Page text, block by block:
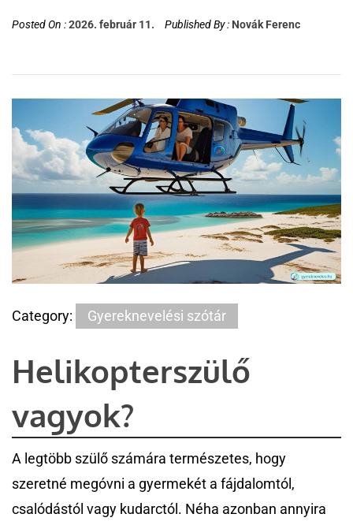
Posted On :2026. február 11. Published By : Novák Ferenc
Category: Gyereknevelési szótár
Helikopterszülő
vagyok?
A legtöbb szülő számára természetes, hogy
szeretné megóvni a gyermekét a fájdalomtól,
csalódástól vagy kudarctól. Néha azonban annyira